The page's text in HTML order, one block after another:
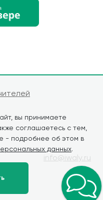
вы принимаете
соглашаетесь с тем,
- подробнее об этом в
данных.
info@iwaly.ru